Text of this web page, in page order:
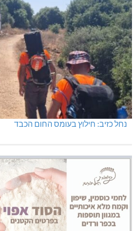
נחל כזיב: חילוץ בעומס החום הכבד